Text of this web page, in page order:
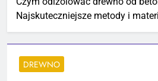
Najskuteczniejsze metody i
DREWNO